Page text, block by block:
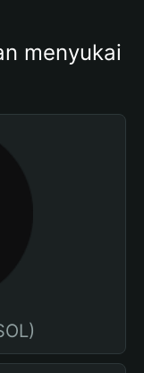
menyukai